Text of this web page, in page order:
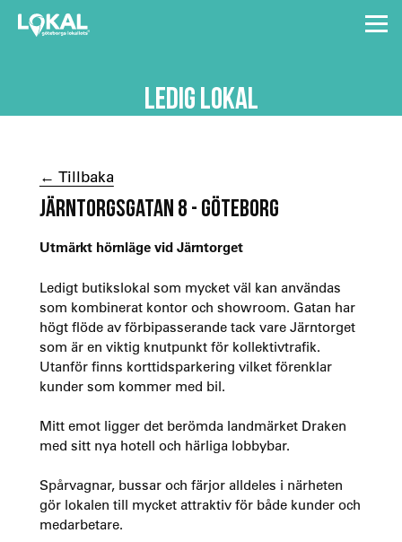
LEDIG LOKAL
← Tillbaka
JÄRNTORGSGATAN 8 - GÖTEBORG
Utmärkt hörnläge vid Järntorget
Ledigt butikslokal som mycket väl kan användas
som kombinerat kontor och showroom. Gatan har
högt flöde av förbipasserande tack vare Järntorget
som är en viktig knutpunkt för kollektivtrafik.
Utanför finns korttidsparkering vilket förenklar
kunder som kommer med bil.
Mitt emot ligger det berömda landmärket Draken
med sitt nya hotell och härliga lobbybar.
Spårvagnar, bussar och färjor alldeles i närheten
gör lokalen till mycket attraktiv för både kunder och
medarbetare.